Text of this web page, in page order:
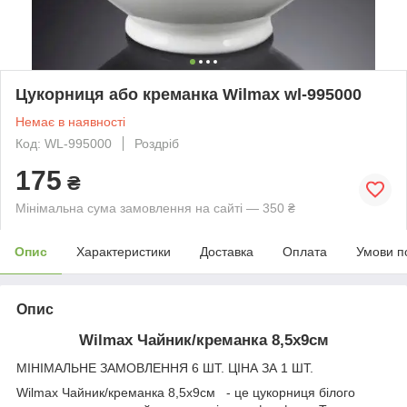
Цукорниця або креманка Wilmax wl-995000
Немає в наявності
Код: WL-995000
Роздріб
175 ₴
Мінімальна сума замовлення на сайті — 350 ₴
Опис Характеристики Доставка Оплата Умови
Опис
Wilmax Чайник/креманка 8,5х9см
МІНІМАЛЬНЕ ЗАМОВЛЕННЯ 6 ШТ. ЦІНА ЗА 1 ШТ.
Wilmax Чайник/креманка 8,5х9см
- це цукорниця білого